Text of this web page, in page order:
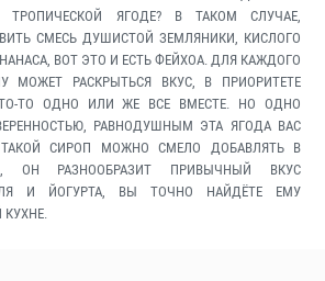
ЯГОДЕ? В ТАКОМ СЛУЧАЕ,
СМЕСЬ ДУШИСТОЙ ЗЕМЛЯНИКИ, КИСЛОГО
ВОТ ЭТО И ЕСТЬ ФЕЙХОА. ДЛЯ КАЖДОГО
МОЖЕТ РАСКРЫТЬСЯ ВКУС, В ПРИОРИТЕТЕ
ТО ОДНО ИЛИ ЖЕ ВСЕ ВМЕСТЕ. НО ОДНО
РАВНОДУШНЫМ ЭТА ЯГОДА ВАС
СИРОП МОЖНО СМЕЛО ДОБАВЛЯТЬ В
ОН РАЗНООБРАЗИТ ПРИВЫЧНЫЙ ВКУС
И ЙОГУРТА, ВЫ ТОЧНО НАЙДЁТЕ ЕМУ